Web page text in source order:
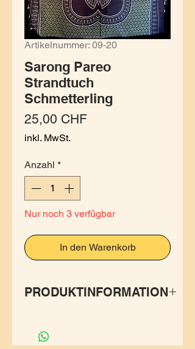
Artikelnummer: 09-20
Sarong Pareo
Strandtuch
Schmetterling
25,00 CHFPreis
inkl. MwSt.
Anzahl *
Nur noch 3 verfügbar
In den Warenkorb
PRODUKTINFORMATION
Merlin sind multikulti im